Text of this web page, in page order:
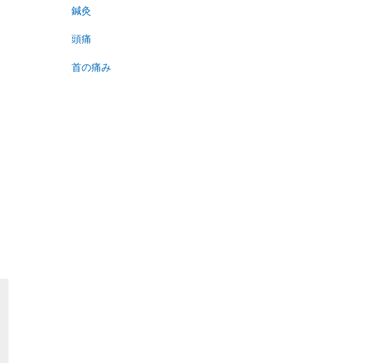
鍼灸
頭痛
首の痛み